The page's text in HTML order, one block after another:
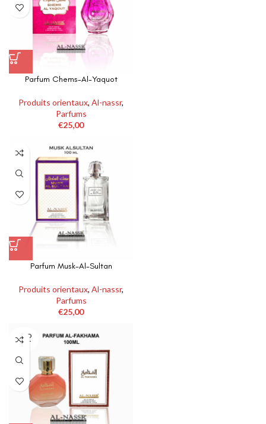
Parfum Chems-Al-Yaquot
Produits orientaux, Al-nassr,
Parfums
€25,00
Parfum Musk-Al-Sultan
Produits orientaux, Al-nassr,
Parfums
€25,00
SOLD
OUT